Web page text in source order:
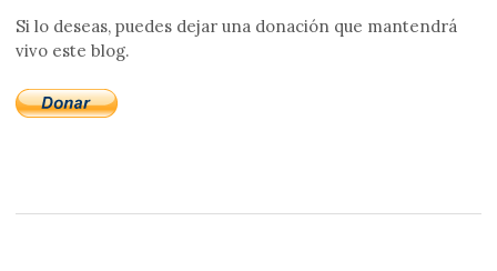
Si lo deseas, puedes dejar una donación que mantendrá
vivo este blog.